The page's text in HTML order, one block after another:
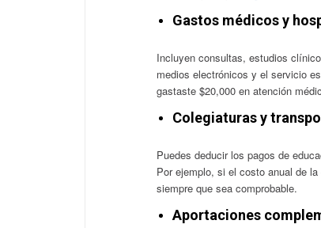
Gastos médicos y
Incluyen consultas, estudios
medios electrónicos y el servicio
gastaste $20,000 en atención
Colegiaturas y
Puedes deducir los pagos de
Por ejemplo, si el costo anual de
siempre que sea comprobable.
Aportaciones